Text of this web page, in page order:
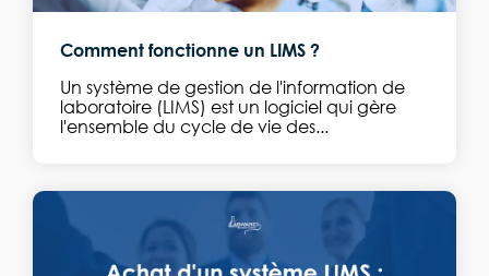
Comment fonctionne un LIMS ?
Un système de gestion de l'information de
laboratoire (LIMS) est un logiciel qui gère
l'ensemble du cycle de vie des...